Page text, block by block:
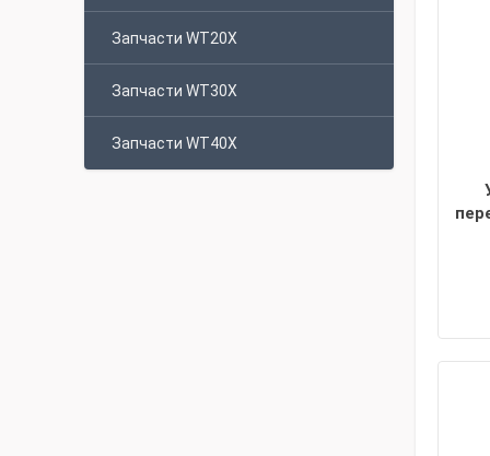
Запчасти WT20X
Запчасти WT30X
Запчасти WT40X